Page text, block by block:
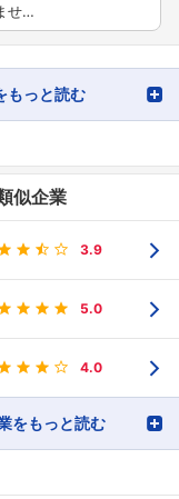
せ…
もっと読む
似企業
3.9
5.0
4.0
をもっと読む